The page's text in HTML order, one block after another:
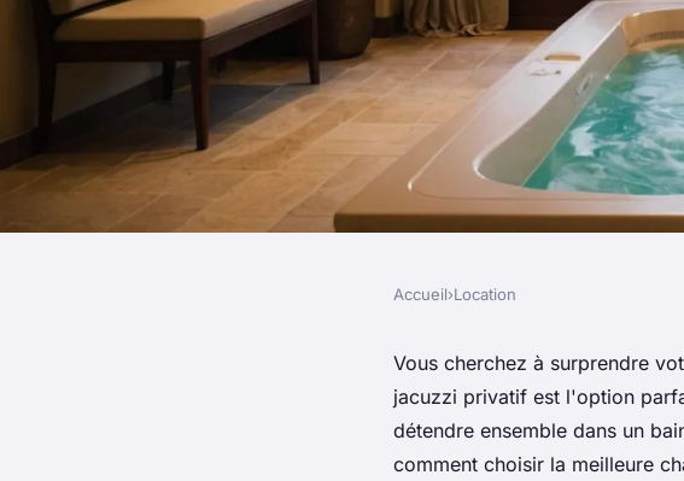
Chambre avec jacuzzi
votre séjour romantique
Accueil›Location
Vous cherchez à surprendre
jacuzzi privatif est l'option
détendre ensemble dans un
comment choisir la meilleure